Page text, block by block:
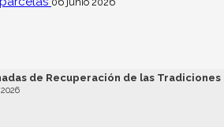
de Recuperación de las Tradiciones